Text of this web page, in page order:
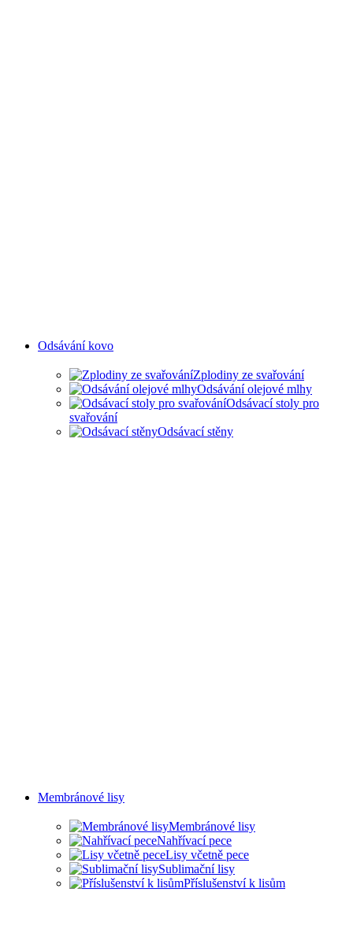
Odsávání kovo
Zplodiny ze svařování
Odsávání olejové mlhy
Odsávací stoly pro
svařování
Odsávací stěny
Membránové lisy
Membránové lisy
Nahřívací pece
Lisy včetně pece
Sublimační lisy
Příslušenství k lisům